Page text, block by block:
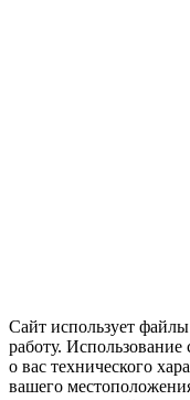
Сайт использует
работу.
о вас технического
вашего